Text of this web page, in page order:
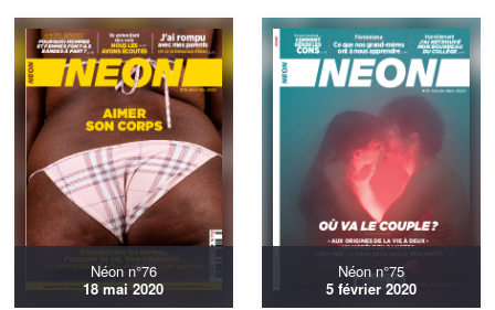
Néon n°76
18 mai 2020
Néon n°75
5 février 2020